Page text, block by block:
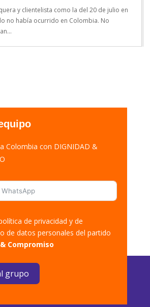
y clientelista como la del 20 de julio en
no había ocurrido en Colombia. No
Colombia con DIGNIDAD &
de privacidad y de
de datos personales del partido
Compromiso
grupo